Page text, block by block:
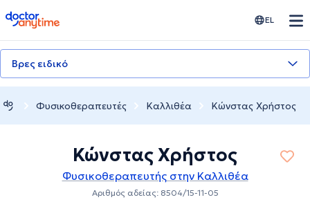
doctoranytime EL
Βρες ειδικό
Φυσικοθεραπευτές Καλλιθέα Κώνστας Χρήστος
Κώνστας Χρήστος
Φυσικοθεραπευτής στην Καλλιθέα
Αριθμός αδείας: 8504/15-11-05